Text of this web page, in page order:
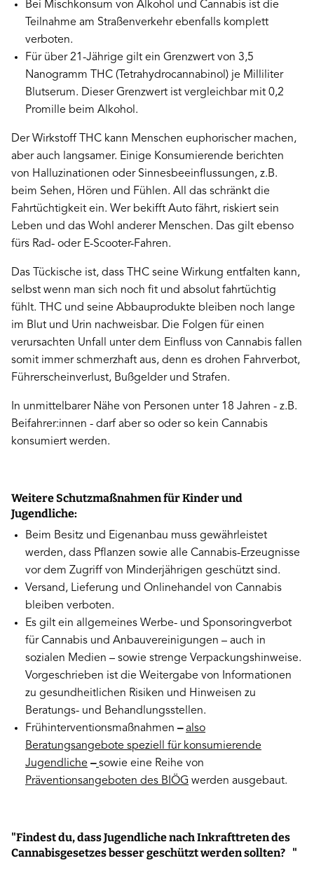
Bei Mischkonsum von Alkohol und Cannabis ist die
Teilnahme am Straßenverkehr ebenfalls komplett
verboten.
Für über 21-Jährige gilt ein Grenzwert von 3,5
Nanogramm THC (Tetrahydrocannabinol) je Milliliter
Blutserum. Dieser Grenzwert ist vergleichbar mit 0,2
Promille beim Alkohol.
Der Wirkstoff THC kann Menschen euphorischer machen,
aber auch langsamer. Einige Konsumierende berichten
von Halluzinationen oder Sinnesbeeinflussungen, z.B.
beim Sehen, Hören und Fühlen. All das schränkt die
Fahrtüchtigkeit ein. Wer bekifft Auto fährt, riskiert sein
Leben und das Wohl anderer Menschen. Das gilt ebenso
fürs Rad- oder E-Scooter-Fahren.
Das Tückische ist, dass THC seine Wirkung entfalten kann,
selbst wenn man sich noch fit und absolut fahrtüchtig
fühlt. THC und seine Abbauprodukte bleiben noch lange
im Blut und Urin nachweisbar. Die Folgen für einen
verursachten Unfall unter dem Einfluss von Cannabis fallen
somit immer schmerzhaft aus, denn es drohen Fahrverbot,
Führerscheinverlust, Bußgelder und Strafen.
In unmittelbarer Nähe von Personen unter 18 Jahren - z.B.
Beifahrer:innen - darf aber so oder so kein Cannabis
konsumiert werden.
Weitere Schutzmaßnahmen für Kinder und
Jugendliche:
Beim Besitz und Eigenanbau muss gewährleistet
werden, dass Pflanzen sowie alle Cannabis-Erzeugnisse
vor dem Zugriff von Minderjährigen geschützt sind.
Versand, Lieferung und Onlinehandel von Cannabis
bleiben verboten.
Es gilt ein allgemeines Werbe- und Sponsoringverbot
für Cannabis und Anbauvereinigungen – auch in
sozialen Medien – sowie strenge Verpackungshinweise.
Vorgeschrieben ist die Weitergabe von Informationen
zu gesundheitlichen Risiken und Hinweisen zu
Beratungs- und Behandlungsstellen.
Frühinterventionsmaßnahmen –also
Beratungsangebote speziell für konsumierende
Jugendliche – sowie eine Reihe von
Präventionsangeboten des BIÖG werden ausgebaut.
"Findest du, dass Jugendliche nach Inkrafttreten des
Cannabisgesetzes besser geschützt werden sollten? "